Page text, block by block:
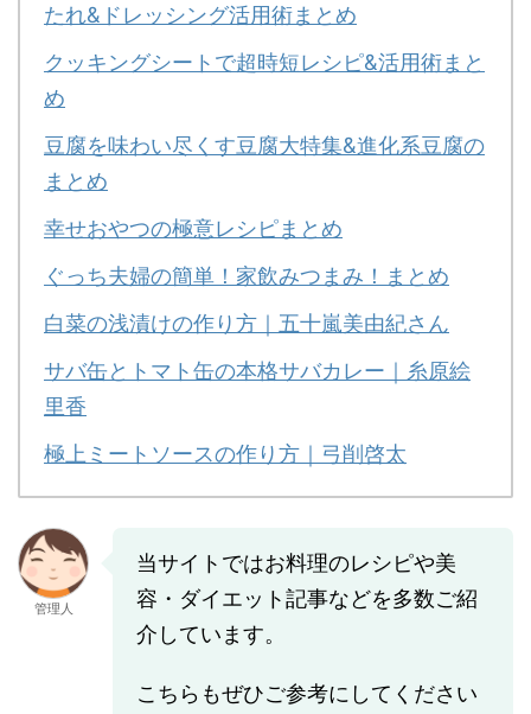
たれ&ドレッシング活用術まとめ
クッキングシートで超時短レシピ&活用術まと
め
豆腐を味わい尽くす豆腐大特集&進化系豆腐の
まとめ
幸せおやつの極意レシピまとめ
ぐっち夫婦の簡単！家飲みつまみ！まとめ
白菜の浅漬けの作り方｜五十嵐美由紀さん
サバ缶とトマト缶の本格サバカレー｜糸原絵
里香
極上ミートソースの作り方｜弓削啓太
管理人
当サイトではお料理のレシピや美
容・ダイエット記事などを多数ご紹
介しています。
こちらもぜひご参考にしてください